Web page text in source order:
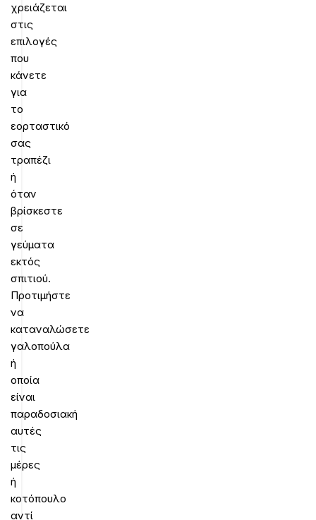
χρειάζεται
στις
επιλογές
που
κάνετε
για
το
εορταστικό
σας
τραπέζι
ή
όταν
βρίσκεστε
σε
γεύματα
εκτός
σπιτιού.
Προτιμήστε
να
καταναλώσετε
γαλοπούλα
ή
οποία
είναι
παραδοσιακή
αυτές
τις
μέρες
ή
κοτόπουλο
αντί